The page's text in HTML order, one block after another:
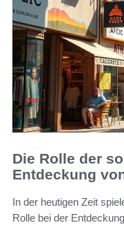
Die Rolle der
Entdeckung
In der heutigen Zeit
Rolle bei der